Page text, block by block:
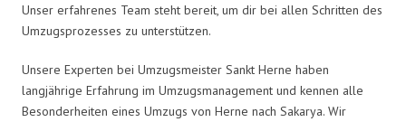
Unser erfahrenes Team steht bereit, um dir bei allen Schritten des
Umzugsprozesses zu unterstützen.
Unsere Experten bei Umzugsmeister Sankt Herne haben
langjährige Erfahrung im Umzugsmanagement und kennen alle
Besonderheiten eines Umzugs von Herne nach Sakarya. Wir